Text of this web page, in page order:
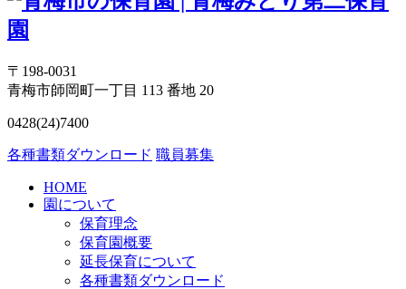
〒198-0031
青梅市師岡町一丁目 113 番地 20
0428(24)7400
各種書類ダウンロード 職員募集
HOME
園について
保育理念
保育園概要
延長保育について
各種書類ダウンロード